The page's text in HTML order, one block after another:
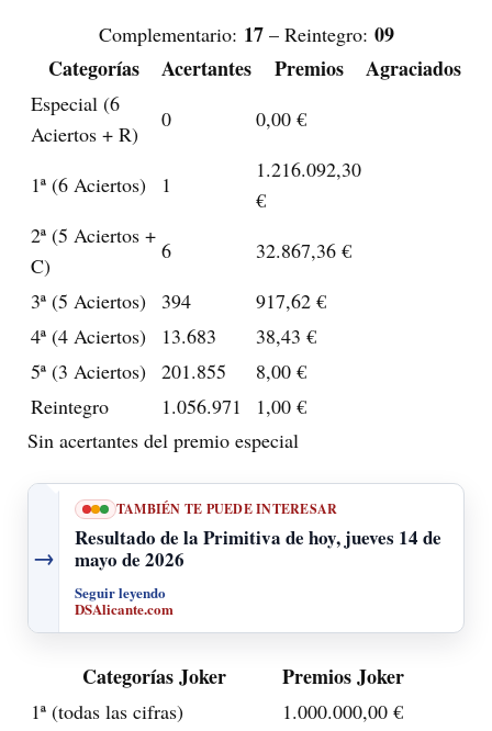
Complementario: 17– Reintegro: 09
Categorías
Acertantes Premios Agraciados
Especial (6
Aciertos + R)
0 0,00 €
1ª (6 Aciertos) 1
1.216.092,30
€
2ª (5 Aciertos +
C)
6
32.867,36 €
3ª (5 Aciertos)
394
917,62 €
4ª (4 Aciertos)
13.683
38,43 €
5ª (3 Aciertos)
201.855
8,00 €
Reintegro
1.056.971
1,00 €
Sin acertantes del premio especial
→
TAMBIÉN TE PUEDE INTERESAR
Resultado de la Primitiva de hoy, jueves 14 de
mayo de 2026
Seguir leyendo
DSAlicante.com
Categorías Joker Premios Joker
1ª (todas las cifras)
1.000.000,00 €